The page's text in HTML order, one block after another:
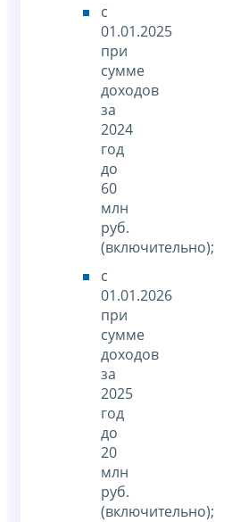
с
01.01.2025
при
сумме
доходов
за
2024
год
до
60
млн
руб.
(включительно);
с
01.01.2026
при
сумме
доходов
за
2025
год
до
20
млн
руб.
(включительно);